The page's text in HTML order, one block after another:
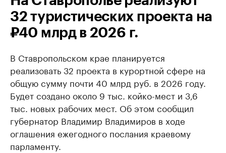
32 туристических проекта на
₽40 млрд в 2026 г.
В Ставропольском крае планируется
реализовать 32 проекта в курортной сфере на
общую сумму почти 40 млрд руб. в 2026 году.
Будет создано около 9 тыс. койко-мест и 3,6
тыс. новых рабочих мест. Об этом сообщил
губернатор Владимир Владимиров в ходе
оглашения ежегодного послания краевому
парламенту.